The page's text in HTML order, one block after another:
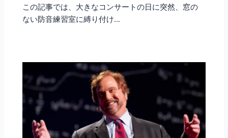
この記事では、大きなコンサートの日に突然、窓の
ない防音練習室に縛り付け…